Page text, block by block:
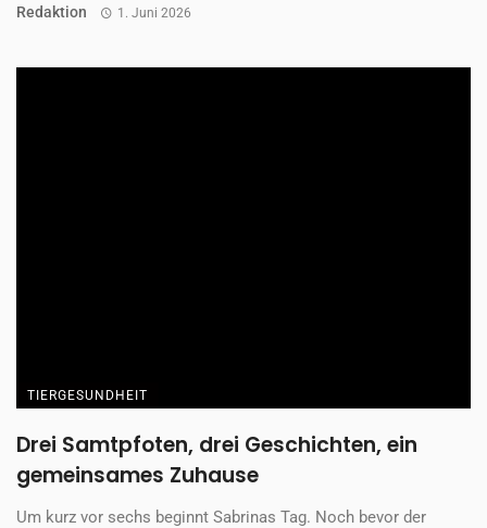
Redaktion 1. Juni 2026
TIERGESUNDHEIT
Drei Samtpfoten, drei Geschichten, ein
gemeinsames Zuhause
Um kurz vor sechs beginnt Sabrinas Tag. Noch bevor der